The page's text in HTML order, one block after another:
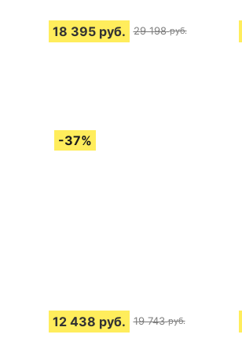
18 395 руб. 29 198 руб.
12 438 руб. 19 743 руб.